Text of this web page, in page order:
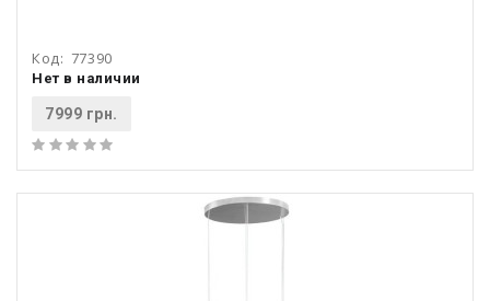
Код: 77390
Нет в наличии
7999 грн.